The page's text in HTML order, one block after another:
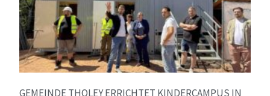
GEMEINDE THOLEY ERRICHTET KINDERCAMPUS IN